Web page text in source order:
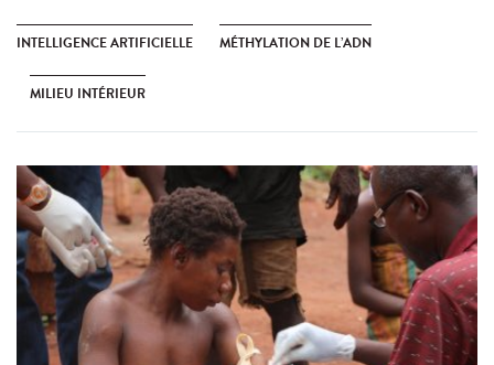
INTELLIGENCE ARTIFICIELLE MÉTHYLATION DE L’ADN
MILIEU INTÉRIEUR